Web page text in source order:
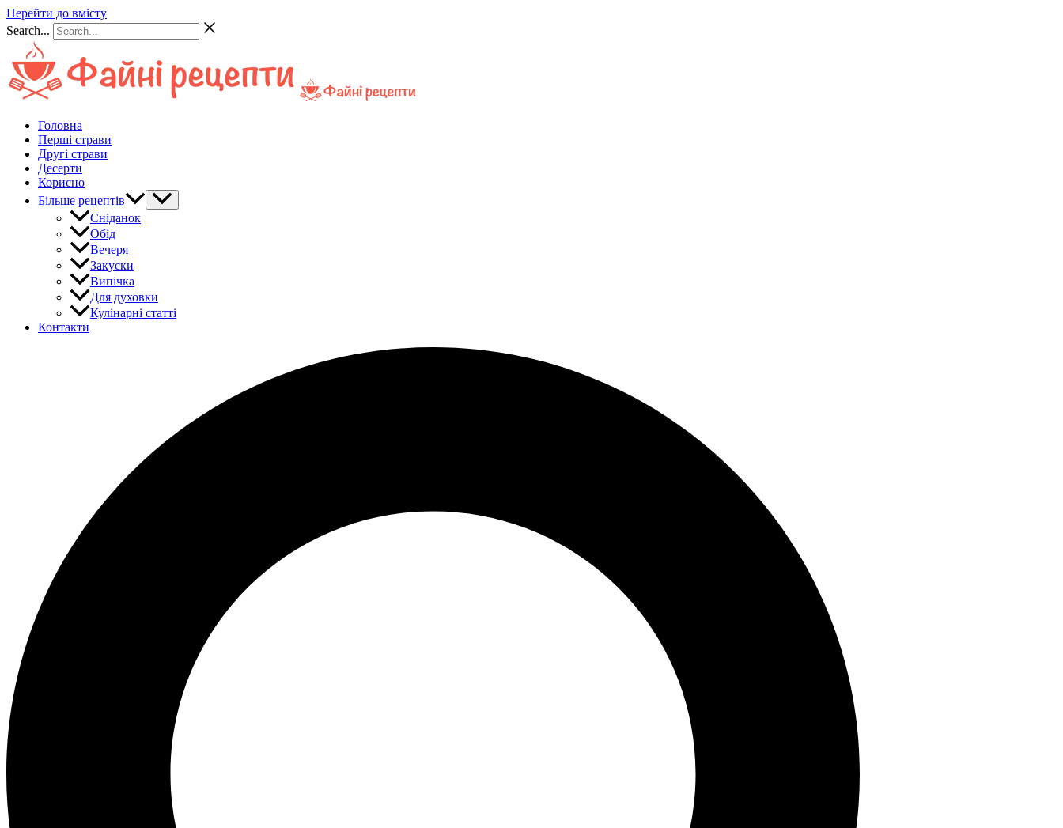
Перейти до вмісту
Search...
Головна
Перші страви
Другі страви
Десерти
Корисно
Більше рецептів
Сніданок
Обід
Вечеря
Закуски
Випічка
Для духовки
Кулінарні статті
Контакти